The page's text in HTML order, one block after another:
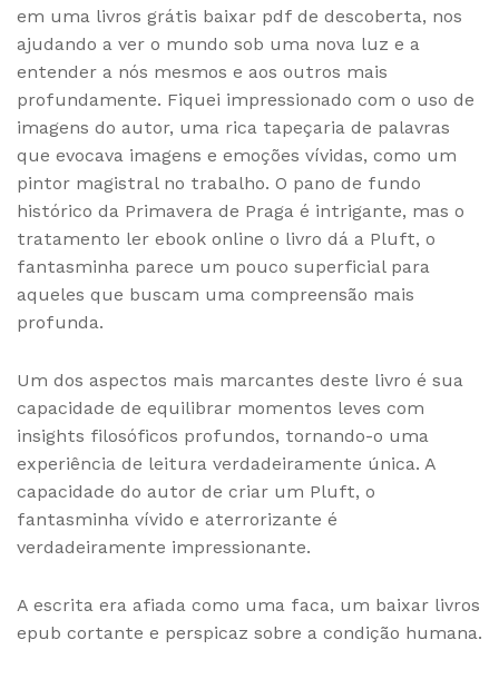
em uma livros grátis baixar pdf de descoberta, nos
ajudando a ver o mundo sob uma nova luz e a
entender a nós mesmos e aos outros mais
profundamente. Fiquei impressionado com o uso de
imagens do autor, uma rica tapeçaria de palavras
que evocava imagens e emoções vívidas, como um
pintor magistral no trabalho. O pano de fundo
histórico da Primavera de Praga é intrigante, mas o
tratamento ler ebook online o livro dá a Pluft, o
fantasminha parece um pouco superficial para
aqueles que buscam uma compreensão mais
profunda.
Um dos aspectos mais marcantes deste livro é sua
capacidade de equilibrar momentos leves com
insights filosóficos profundos, tornando-o uma
experiência de leitura verdadeiramente única. A
capacidade do autor de criar um Pluft, o
fantasminha vívido e aterrorizante é
verdadeiramente impressionante.
A escrita era afiada como uma faca, um baixar livros
epub cortante e perspicaz sobre a condição humana.